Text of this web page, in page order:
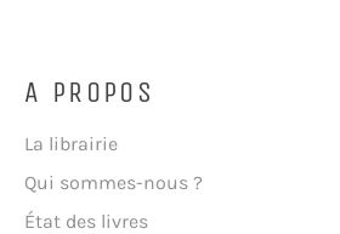
A PROPOS
La librairie
Qui sommes-nous ?
État des livres